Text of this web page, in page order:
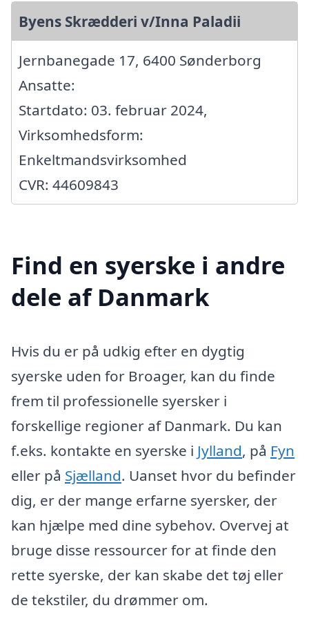
Byens Skrædderi v/Inna Paladii
Jernbanegade 17, 6400 Sønderborg
Ansatte:
Startdato: 03. februar 2024,
Virksomhedsform:
Enkeltmandsvirksomhed
CVR: 44609843
Find en syerske i andre
dele af Danmark
Hvis du er på udkig efter en dygtig
syerske uden for Broager, kan du finde
frem til professionelle syersker i
forskellige regioner af Danmark. Du kan
f.eks. kontakte en syerske i Jylland, på Fyn
eller på Sjælland. Uanset hvor du befinder
dig, er der mange erfarne syersker, der
kan hjælpe med dine sybehov. Overvej at
bruge disse ressourcer for at finde den
rette syerske, der kan skabe det tøj eller
de tekstiler, du drømmer om.